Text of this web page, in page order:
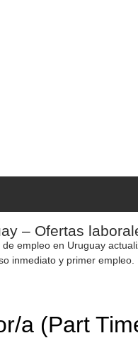
– Ofertas
empleo en Uruguay
inmediato y primer empleo.
a (Part